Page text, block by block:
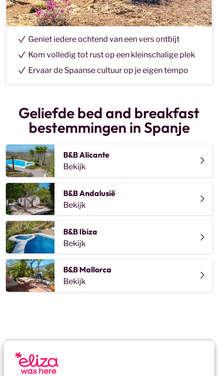
Geniet iedere ochtend van een vers ontbijt
Kom volledig tot rust op een kleinschalige plek
Ervaar de Spaanse cultuur op je eigen tempo
Geliefde bed and breakfast
bestemmingen in Spanje
B&B Alicante
Bekijk
B&B Andalusië
Bekijk
B&B Ibiza
Bekijk
B&B Mallorca
Bekijk